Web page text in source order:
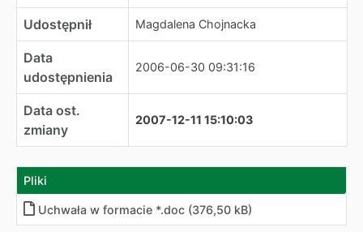
Udostępnił Magdalena Chojnacka
Data
udostępnienia
2006-06-30 09:31:16
Data ost.
zmiany
2007-12-11 15:10:03
Pliki
Uchwała w formacie *.doc (376,50 kB)